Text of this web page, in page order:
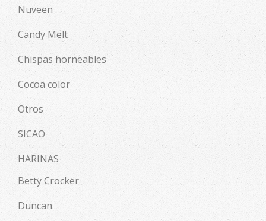
Nuveen
Candy Melt
Chispas horneables
Cocoa color
Otros
SICAO
HARINAS
Betty Crocker
Duncan